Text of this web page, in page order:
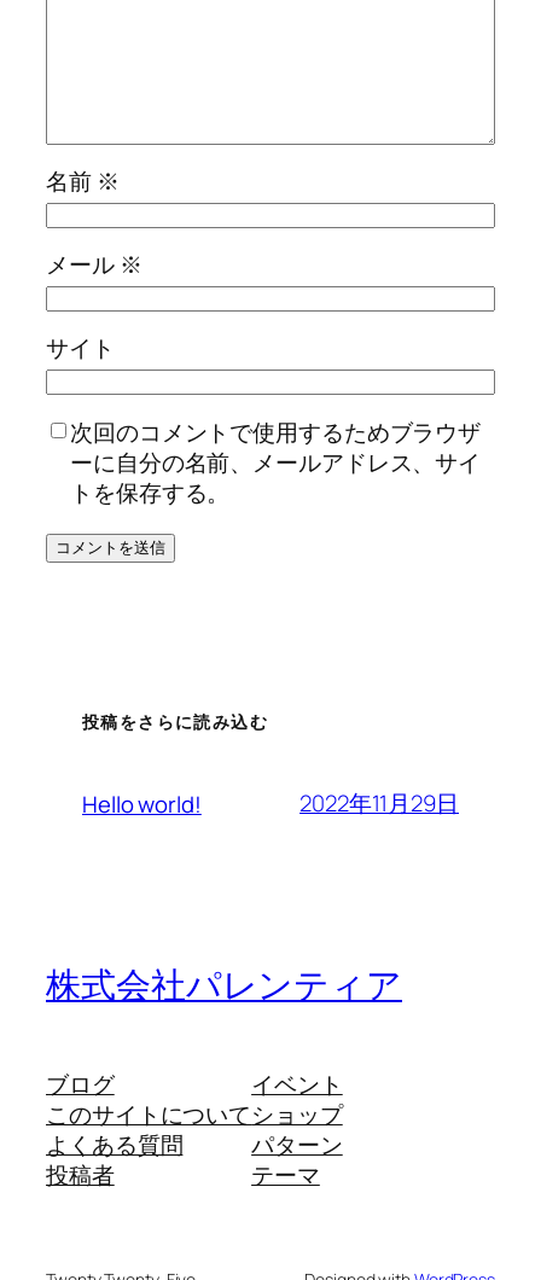
名前 ※
メール ※
サイト
次回のコメントで使用するためブラウザ
ーに自分の名前、メールアドレス、サイ
トを保存する。
投稿をさらに読み込む
Hello world! 2022年11月29日
株式会社パレンティア
ブログ
このサイトについて
よくある質問
投稿者
イベント
ショップ
パターン
テーマ